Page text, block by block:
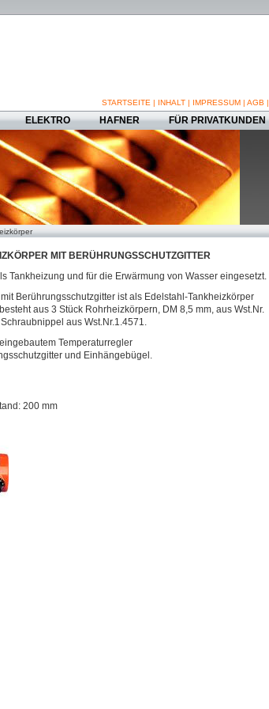
STARTSEITE | INHALT | IMPRESSUM | AGB |
ELEKTRO HAFNER FÜR PRIVATKUNDEN
MIT BERÜHRUNGSSCHUTZGITTER
Tankheizung und für die Erwärmung von Wasser eingesetzt.
Berührungsschutzgitter ist als Edelstahl-Tankheizkörper
aus 3 Stück Rohrheizkörpern, DM 8,5 mm, aus Wst.Nr.
aus Wst.Nr.1.4571.
Temperaturregler
und Einhängebügel.
200 mm